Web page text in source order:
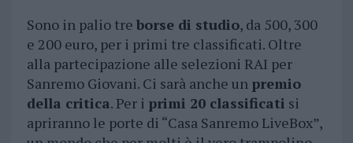
Sono in palio tre borse di studio, da 500, 300
e 200 euro, per i primi tre classificati. Oltre
alla partecipazione alle selezioni RAI per
Sanremo Giovani. Ci sarà anche un premio
della critica. Per i primi 20 classificati si
apriranno le porte di “Casa Sanremo LiveBox”,